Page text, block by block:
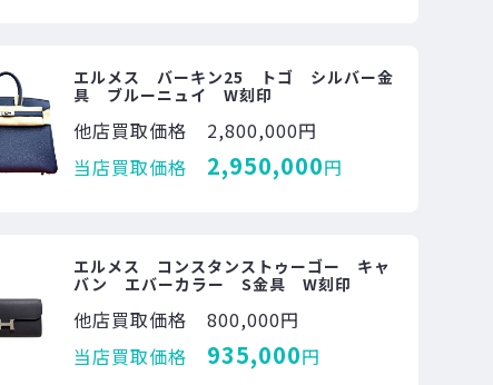
エルメス バーキン25 トゴ シルバー金
具 ブルーニュイ W刻印
他店買取価格
2,800,000円
当店買取価格
2,950,000円
エルメス コンスタンストゥーゴー キャ
バン エバーカラー S金具 W刻印
他店買取価格
800,000円
当店買取価格
935,000円